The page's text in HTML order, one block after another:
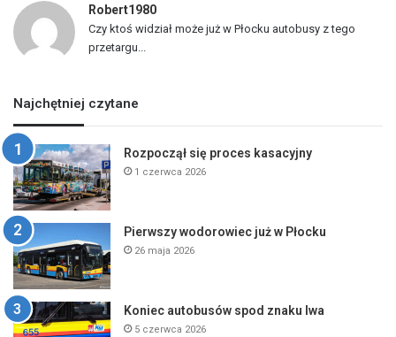
Robert1980
Czy ktoś widział może już w Płocku autobusy z tego
przetargu...
Najchętniej czytane
Rozpoczął się proces kasacyjny
1 czerwca 2026
Pierwszy wodorowiec już w Płocku
26 maja 2026
Koniec autobusów spod znaku lwa
5 czerwca 2026